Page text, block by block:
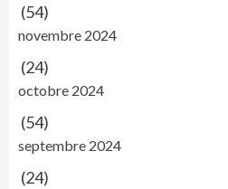
(54)
novembre 2024
(24)
octobre 2024
(54)
septembre 2024
(24)